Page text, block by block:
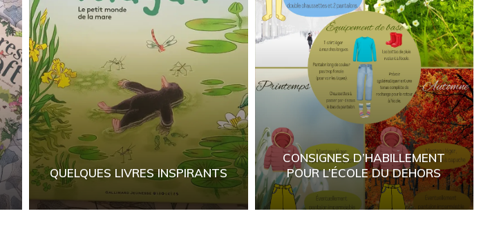
QUELQUES LIVRES INSPIRANTS
CONSIGNES D’HABILLEMENT
POUR L’ÉCOLE DU DEHORS